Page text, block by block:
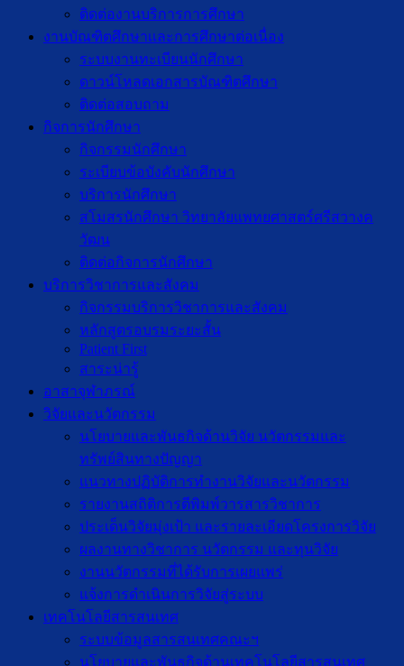
ติดต่องานบริการการศึกษา
งานบัณฑิตศึกษาเเละการศึกษาต่อเนื่อง
ระบบงานทะเบียนนักศึกษา
ดาวน์โหลดเอกสารบัณฑิตศึกษา
ติดต่อสอบถาม
กิจการนักศึกษา
กิจกรรมนักศึกษา
ระเบียบข้อบังคับนักศึกษา
บริการนักศึกษา
สโมสรนักศึกษา วิทยาลัยแพทยศาสตร์ศรีสวางค
วัฒน
ติดต่อกิจการนักศึกษา
บริการวิชาการและสังคม
กิจกรรมบริการวิชาการและสังคม
หลักสูตรอบรมระยะสั้น
Patient First
สาระน่ารู้
อาสาจุฬาภรณ์
วิจัยและนวัตกรรม
นโยบายและพันธกิจด้านวิจัย นวัตกรรมและ
ทรัพย์สินทางปัญญา
แนวทางปฏิบัติการทำงานวิจัยและนวัตกรรม
รายงานสถิติการตีพิมพ์วารสารวิชาการ
ประเด็นวิจัยมุ่งเป้า และรายละเอียดโครงการวิจัย
ผลงานทางวิชาการ นวัตกรรม และทุนวิจัย
งานนวัตกรรมที่ได้รับการเผยแพร่
แจ้งการดำเนินการวิจัยสู่ระบบ
เทคโนโลยีสารสนเทศ
ระบบข้อมูลสารสนเทศคณะฯ
นโยบายและพันธกิจด้านเทคโนโลยีสารสนเทศ